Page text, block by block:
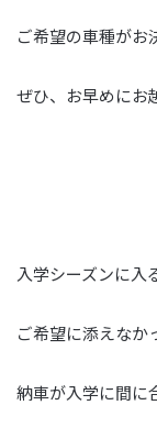
ご希望の車種がお
ぜひ、お早めにお
入学シーズンに入
ご希望に添えなか
納車が入学に間に